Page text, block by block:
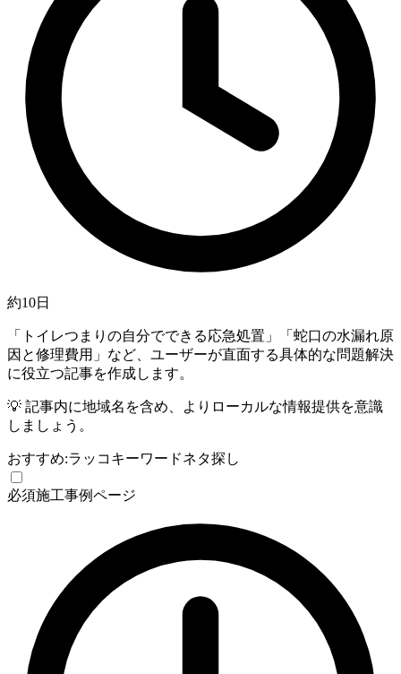
約10日
「トイレつまりの自分でできる応急処置」「蛇口の水漏れ原
因と修理費用」など、ユーザーが直面する具体的な問題解決
に役立つ記事を作成します。
💡 記事内に地域名を含め、よりローカルな情報提供を意識
しましょう。
おすすめ:ラッコキーワードネタ探し
必須施工事例ページ